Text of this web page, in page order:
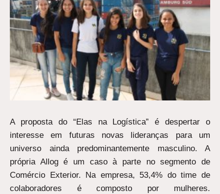
A proposta do “Elas na Logística” é despertar o
interesse em futuras novas lideranças para um
universo ainda predominantemente masculino. A
própria Allog é um caso à parte no segmento de
Comércio Exterior. Na empresa, 53,4% do time de
colaboradores é composto por mulheres.